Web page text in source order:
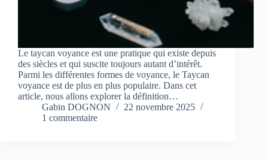
Le taycan voyance est une pratique qui existe depuis
des siècles et qui suscite toujours autant d’intérêt.
Parmi les différentes formes de voyance, le Taycan
voyance est de plus en plus populaire. Dans cet
article, nous allons explorer la définition…
Gabin DOGNON
22 novembre 2025
1 commentaire